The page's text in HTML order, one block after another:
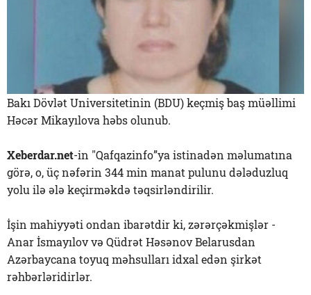
Bakı Dövlət Universitetinin (BDU) keçmiş baş müəllimi
Həcər Mikayılova həbs olunub.
Xeberdar.net-in "Qafqazinfo”ya istinadən məlumatına
görə, o, üç nəfərin 344 min manat pulunu dələduzluq
yolu ilə ələ keçirməkdə təqsirləndirilir.
İşin mahiyyəti ondan ibarətdir ki, zərərçəkmişlər -
Anar İsmayılov və Qüdrət Həsənov Belarusdan
Azərbaycana toyuq məhsulları idxal edən şirkət
rəhbərləridirlər.